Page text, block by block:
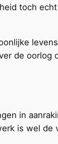
toch
de oorlog
in
is wel de